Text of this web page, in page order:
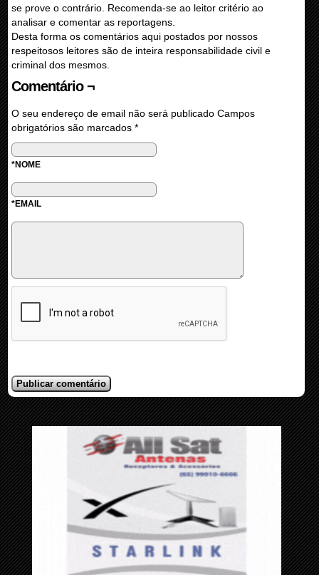
se prove o contrário. Recomenda-se ao leitor critério ao
analisar e comentar as reportagens.
Desta forma os comentários aqui postados por nossos
respeitosos leitores são de inteira responsabilidade civil e
criminal dos mesmos.
Comentário ¬
O seu endereço de email não será publicado Campos
obrigatórios são marcados *
*NOME
*EMAIL